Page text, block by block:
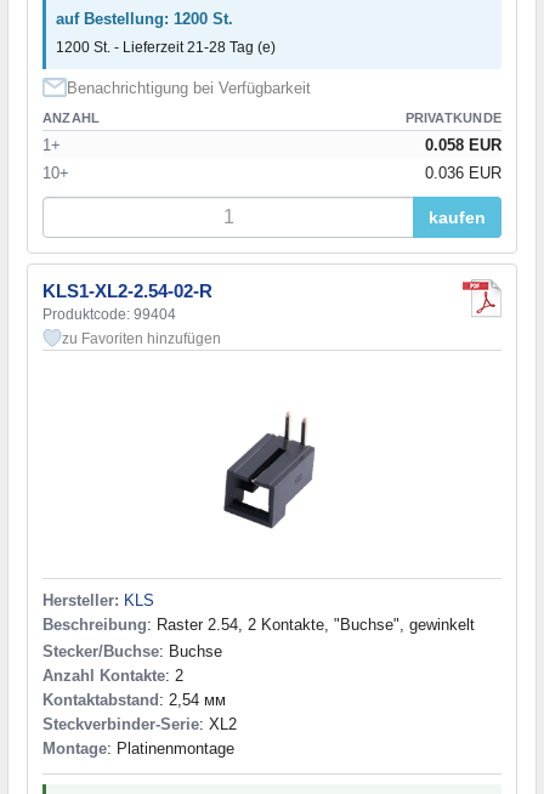
auf Bestellung: 1200 St.
1200 St. - Lieferzeit 21-28 Tag (e)
Benachrichtigung bei Verfügbarkeit
ANZAHL PRIVATKUNDE
1+
0.058 EUR
10+
0.036 EUR
kaufen
KLS1-XL2-2.54-02-R
Produktcode: 99404
zu Favoriten hinzufügen
Hersteller: KLS
Beschreibung: Raster 2.54, 2 Kontakte, "Buchse", gewinkelt
Stecker/Buchse: Buchse
Anzahl Kontakte: 2
Kontaktabstand : 2,54 мм
Steckverbinder-Serie: XL2
Montage: Platinenmontage